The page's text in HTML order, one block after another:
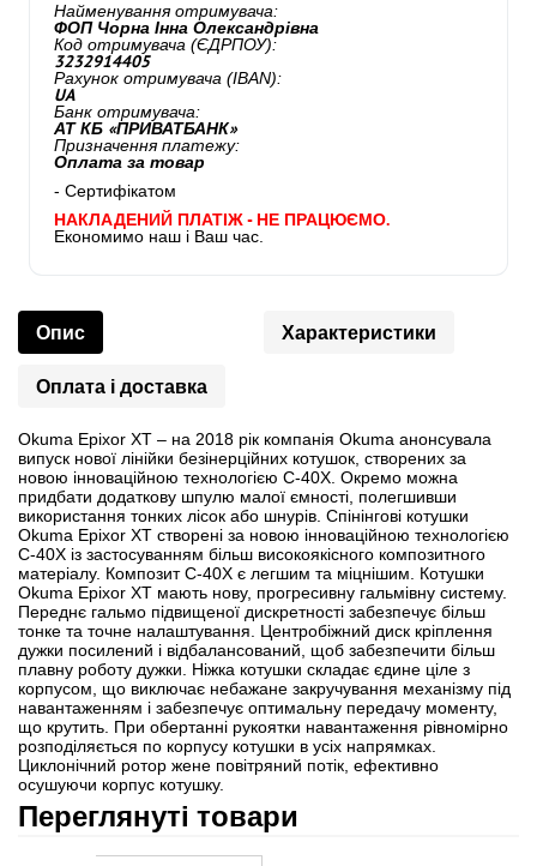
Найменування отримувача:
ФОП Чорна Інна Олександрівна
Код отримувача (ЄДРПОУ):
3232914405
Рахунок отримувача (IBAN):
UA
Банк отримувача:
АТ КБ «ПРИВАТБАНК»
Призначення платежу:
Оплата за товар
- Сертифікатом
НАКЛАДЕНИЙ ПЛАТІЖ - НЕ ПРАЦЮЄМО.
Економимо наш і Ваш час.
Опис Характеристики
Оплата і доставка
Okuma Epixor XT – на 2018 рік компанія Okuma анонсувала
випуск нової лінійки безінерційних котушок, створених за
новою інноваційною технологією C-40X. Окремо можна
придбати додаткову шпулю малої ємності, полегшивши
використання тонких лісок або шнурів. Спінінгові котушки
Okuma Epixor XT створені за новою інноваційною технологією
C-40X із застосуванням більш високоякісного композитного
матеріалу. Композит C-40X є легшим та міцнішим. Котушки
Okuma Epixor XT мають нову, прогресивну гальмівну систему.
Переднє гальмо підвищеної дискретності забезпечує більш
тонке та точне налаштування. Центробіжний диск кріплення
дужки посилений і відбалансований, щоб забезпечити більш
плавну роботу дужки. Ніжка котушки складає єдине ціле з
корпусом, що виключає небажане закручування механізму під
навантаженням і забезпечує оптимальну передачу моменту,
що крутить. При обертанні рукоятки навантаження рівномірно
розподіляється по корпусу котушки в усіх напрямках.
Циклонічний ротор жене повітряний потік, ефективно
осушуючи корпус котушку.
Переглянуті товари